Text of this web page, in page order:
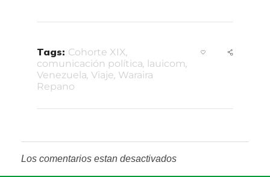
Tags: Cohorte XIX
comunicación política lauicom
Venezuela ,Viaje Waraira
Repano
Los comentarios estan desactivados